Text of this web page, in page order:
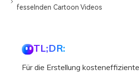
fesselnden Cartoon Videos
TL;DR:
Für die Erstellung